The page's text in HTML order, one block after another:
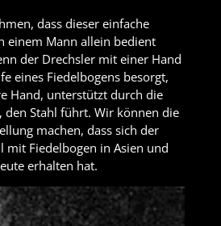
dass dieser einfache
einem Mann allein bedient
der Drechsler mit einer Hand
eines Fiedelbogens besorgt,
Hand, unterstützt durch die
den Stahl führt. Wir können die
machen, dass sich der
Fiedelbogen in Asien und
erhalten hat.